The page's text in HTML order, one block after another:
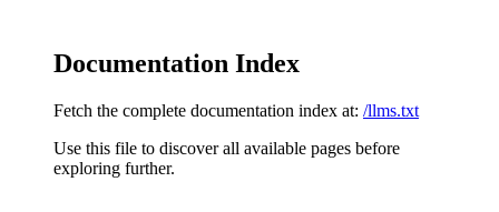
Documentation Index
Fetch the complete documentation index at: /llms.txt
Use this file to discover all available pages before
exploring further.